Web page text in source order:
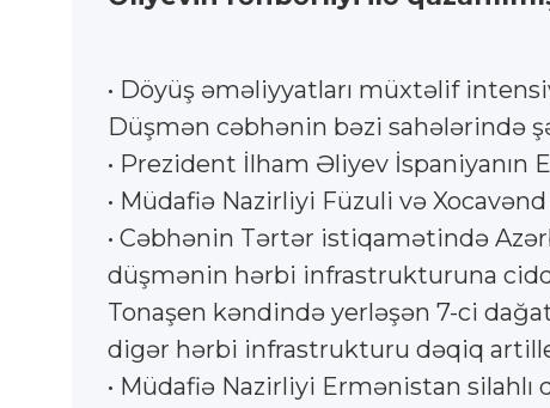
• Döyüş əməliyyatları müxtəlif
Düşmən cəbhənin bəzi sahələrində
• Prezident İlham Əliyev
• Müdafiə Nazirliyi Füzuli və
• Cəbhənin Tərtər istiqamətində
düşmənin hərbi infrastrukturuna ciddi
Tonaşen kəndində yerləşən 7-ci
digər hərbi infrastrukturu dəqiq
• Müdafiə Nazirliyi Ermənistan